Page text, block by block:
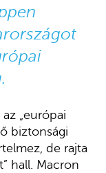
az „európai
biztonsági
de rajta
hall. Macron